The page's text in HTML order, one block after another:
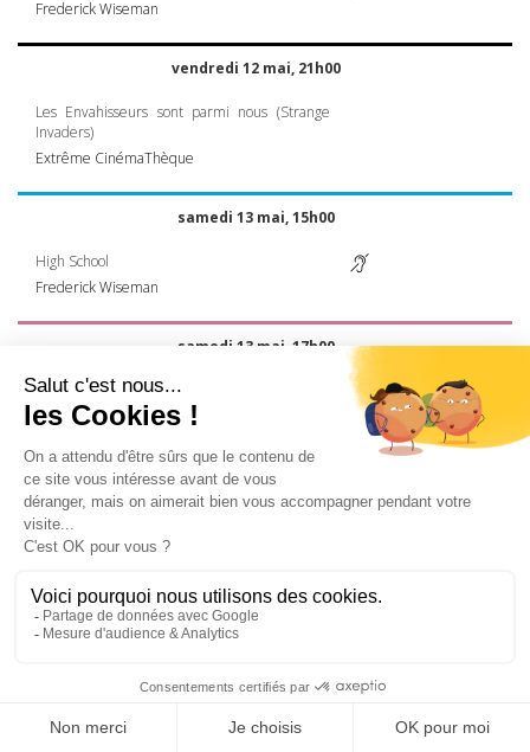
Frederick Wiseman
vendredi 12 mai, 21h00
Les Envahisseurs sont parmi nous (Strange
Invaders)
Extrême CinémaThèque
samedi 13 mai, 15h00
High School
Frederick Wiseman
samedi 13 mai, 17h00
Vangelo
Pippo Delbono
samedi 13 mai, 19h00
Public Housing
Frederick Wiseman
samedi 13 mai, 19h00
samedi 13 mai, 21h00